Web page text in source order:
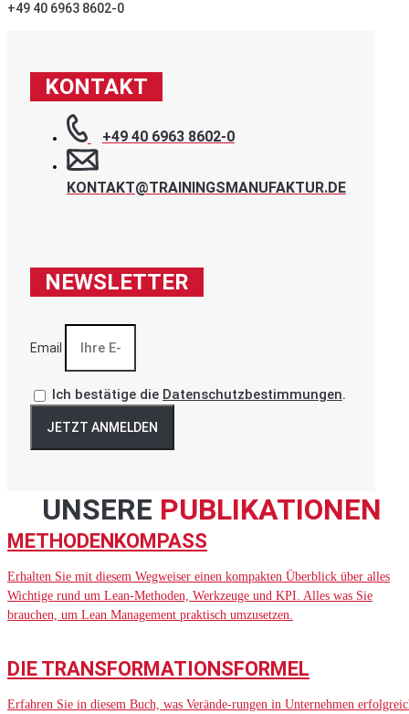
+49 40 6963 8602-0
KONTAKT
+49 40 6963 8602-0
KONTAKT@TRAININGSMANUFAKTUR.DE
NEWSLETTER
Email
Ich bestätige die Datenschutzbestimmungen.
JETZT ANMELDEN
UNSERE PUBLIKATIONEN
METHODENKOMPASS
Erhalten Sie mit diesem Wegweiser einen kompakten Überblick über alles
Wichtige rund um Lean-Methoden, Werkzeuge und KPI. Alles was Sie
brauchen, um Lean Management praktisch umzusetzen.
DIE TRANSFORMATIONSFORMEL
Erfahren Sie in diesem Buch, was Verände-rungen in Unternehmen